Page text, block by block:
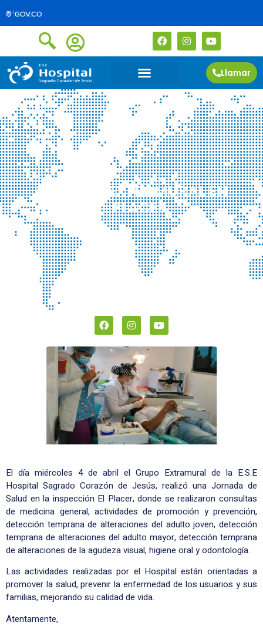
Llamar
JORNADA EXTRAMURAL EN
EL PLACER
El día miércoles 4 de abril el Grupo Extramural de la E.S.E
Hospital Sagrado Corazón de Jesús, realizó una Jornada de
Salud en la inspección El Placer, donde se realizaron consultas
de medicina general, actividades de promoción y prevención,
detección temprana de alteraciones del adulto joven, detección
temprana de alteraciones del adulto mayor, detección temprana
de alteraciones de la agudeza visual, higiene oral y odontología.
Las actividades realizadas por el Hospital están orientadas a
promover la salud, prevenir la enfermedad de los usuarios y sus
familias, mejorando su calidad de vida.
Atentamente,